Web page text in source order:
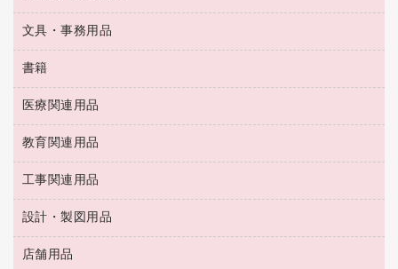
ダストボックス
タオル・アメニティ用品
スリッパ・サンダル・シューズ
スポーツ・レジャー用品
ゴミ袋
キッチン用品
食品添加物製品
伝票
典礼用品
帳簿
額縁
各種用紙
ルーズリーフ
バインダーノート
板目表紙・綴込表紙
背幅が伸びるファイル
統一伝票用ファイル
収納保存用品
レターファイル
リングファイル
プレゼン用ファイル
フラットファイル
万年筆
消しゴム
修正液・修正ペン
修正テープ
鉛筆
マーキングペン（油性）
マーキングペン（水性）
文具・事務用品
輪ゴム
両面テープ
名札
保管・整理用品
壁面／足元収納
備品／小物ケース
透明テープ 事務用
書籍
パソコンソフト
医療関連用品
保健用品
使い捨て手袋
感染症対策用品
介護用品
医療関連用品
教育関連用品
教育関連用品
工事関連用品
工事関連用品
設計・製図用品
設計・製図用品
店舗用品